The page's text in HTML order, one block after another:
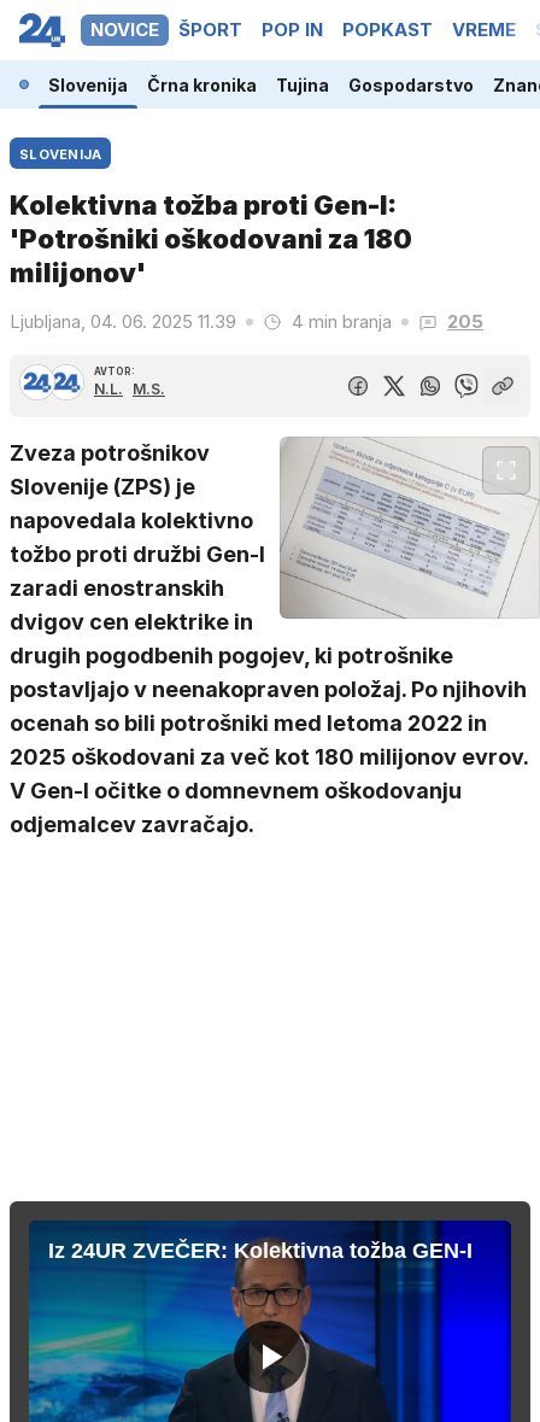
NOVICE ŠPORT POP IN POPKAST VREME
Slovenija Črna kronika Tujina Gospodarstvo
SLOVENIJA
Kolektivna tožba proti Gen-I:
'Potrošniki oškodovani za 180
milijonov'
Ljubljana, 04. 06. 2025 11.39 4 min branja 205
AVTOR:
N.L. M.S.
Zveza potrošnikov
Slovenije (ZPS) je
napovedala kolektivno
tožbo proti družbi Gen-I
zaradi enostranskih
dvigov cen elektrike in
drugih pogodbenih pogojev, ki potrošnike
postavljajo v neenakopraven položaj. Po njihovih
ocenah so bili potrošniki med letoma 2022 in
2025 oškodovani za več kot 180 milijonov evrov.
V Gen-I očitke o domnevnem oškodovanju
odjemalcev zavračajo.
Iz 24UR ZVEČER: Kolektivna tožba GEN-I